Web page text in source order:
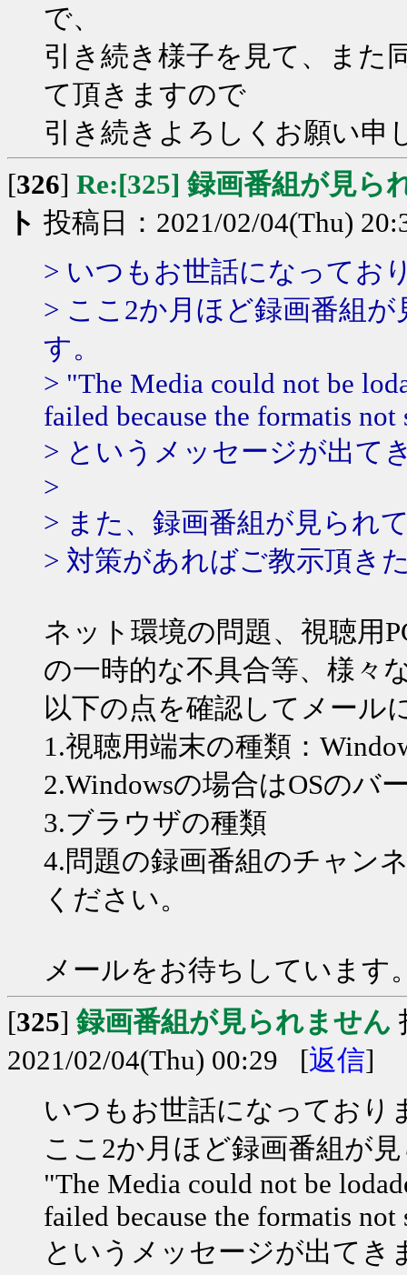
で、
引き続き様子を見て、また
て頂きますので
引き続きよろしくお願い申
[326] Re:[325] 録画番組が見ら
ト 投稿日：2021/02/04(Thu)
> いつもお世話になってお
> ここ2か月ほど録画番組
す。
> "The Media could not be
failed because the formatis not
> というメッセージが出て
>
> また、録画番組が見られ
> 対策があればご教示頂き
ネット環境の問題、視聴用
の一時的な不具合等、様々
以下の点を確認してメール
1.視聴用端末の種類：
2.Windowsの場合はOSのバ
3.ブラウザの種類
4.問題の録画番組のチャン
ください。
メールをお待ちしています
[325] 録画番組が見られません
2021/02/04(Thu) 00:29 [返信]
いつもお世話になっており
ここ2か月ほど録画番組が
"The Media could not be
failed because the formatis not
というメッセージが出てき